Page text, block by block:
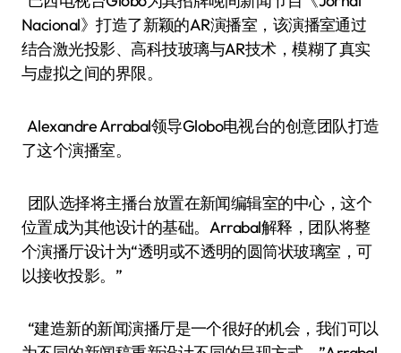
Nacional》打造了新颖的AR演播室，该演播室通过
结合激光投影、高科技玻璃与AR技术，模糊了真实
与虚拟之间的界限。
Alexandre Arrabal领导Globo电视台的创意团队打造
了这个演播室。
团队选择将主播台放置在新闻编辑室的中心，这个
位置成为其他设计的基础。Arrabal解释，团队将整
个演播厅设计为“透明或不透明的圆筒状玻璃室，可
以接收投影。”
“建造新的新闻演播厅是一个很好的机会，我们可以